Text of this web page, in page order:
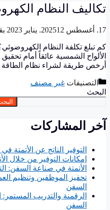
تكاليف النظام
17. أغسطس 2025 12. يناير 2023
كم تبلغ تكلفة النظام
الألواح الشمسية عائقاً أمام
أرخص طريقة لشراء نظام
التصنيفات غير مصنف
البحث
آخر المشاركات
التوفير الناتج عن
إمكانات التوفير من خلال
الأتمتة في صناعة السفن:
تحفيز الموظفين وتنظيم
السفن
الرقمنة والتدريب المستمر:
السفن